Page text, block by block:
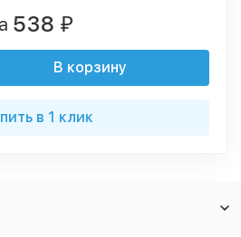
538 ₽
В корзину
в 1 клик